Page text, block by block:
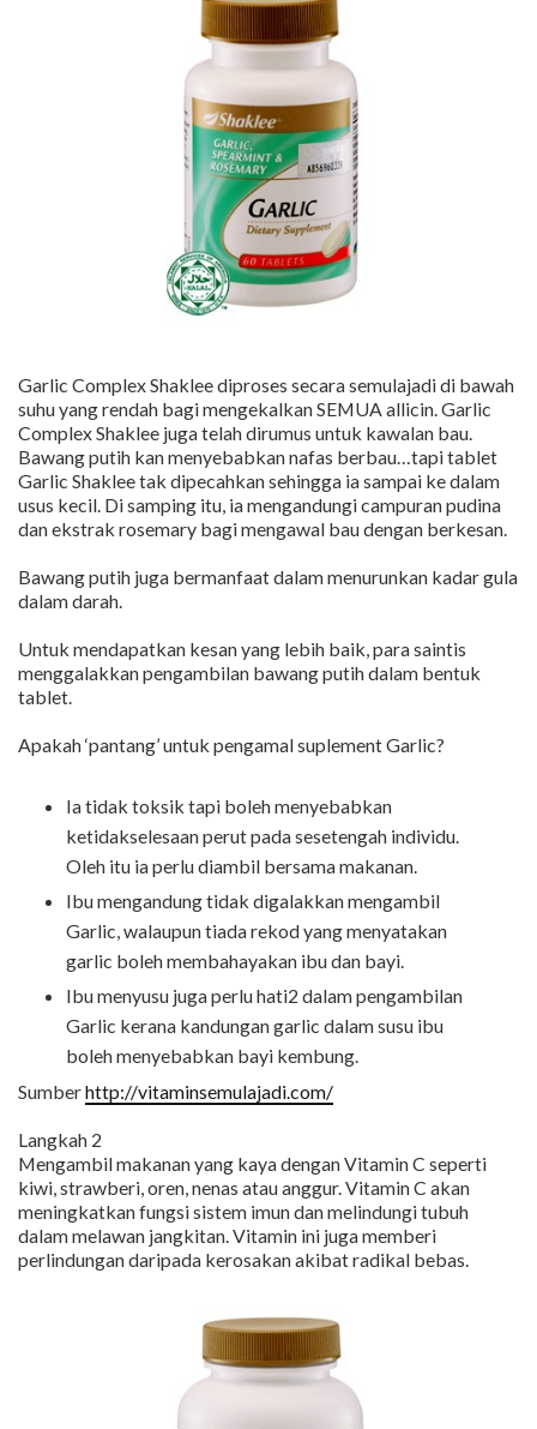
Garlic Complex Shaklee diproses secara semulajadi di bawah
suhu yang rendah bagi mengekalkan SEMUA allicin. Garlic
Complex Shaklee juga telah dirumus untuk kawalan bau.
Bawang putih kan menyebabkan nafas berbau…tapi tablet
Garlic Shaklee tak dipecahkan sehingga ia sampai ke dalam
usus kecil. Di samping itu, ia mengandungi campuran pudina
dan ekstrak rosemary bagi mengawal bau dengan berkesan.
Bawang putih juga bermanfaat dalam menurunkan kadar gula
dalam darah.
Untuk mendapatkan kesan yang lebih baik, para saintis
menggalakkan pengambilan bawang putih dalam bentuk
tablet.
Apakah ‘pantang’ untuk pengamal suplement Garlic?
Ia tidak toksik tapi boleh menyebabkan
ketidakselesaan perut pada sesetengah individu.
Oleh itu ia perlu diambil bersama makanan.
Ibu mengandung tidak digalakkan mengambil
Garlic, walaupun tiada rekod yang menyatakan
garlic boleh membahayakan ibu dan bayi.
Ibu menyusu juga perlu hati2 dalam pengambilan
Garlic kerana kandungan garlic dalam susu ibu
boleh menyebabkan bayi kembung.
Sumberhttp://vitaminsemulajadi.com/
Langkah 2
Mengambil makanan yang kaya dengan Vitamin C seperti
kiwi, strawberi, oren, nenas atau anggur. Vitamin C akan
meningkatkan fungsi sistem imun dan melindungi tubuh
dalam melawan jangkitan. Vitamin ini juga memberi
perlindungan daripada kerosakan akibat radikal bebas.